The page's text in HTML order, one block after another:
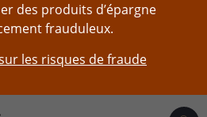
des produits d’épargne
frauduleux.
les risques de fraude